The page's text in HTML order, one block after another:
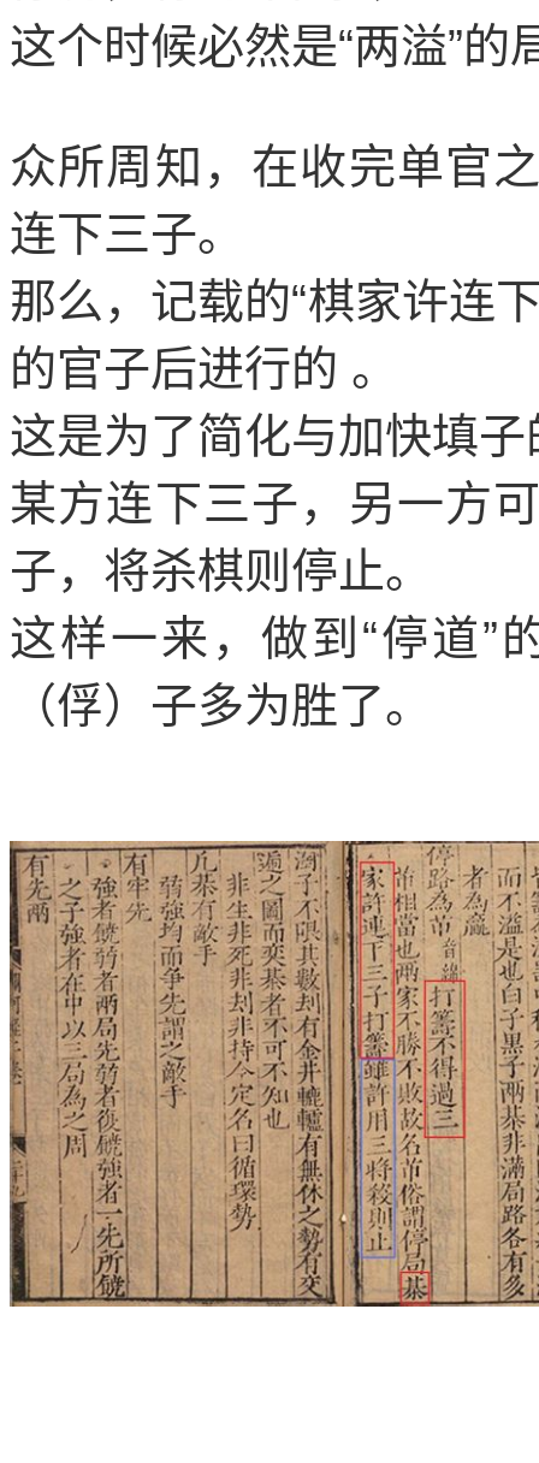
这个时候必然是“两溢”的
众所周知，在收完单官
连下三子。
那么，记载的“棋家许连
的官子后进行的 。
这是为了简化与加快填
某方连下三子，另一方
子，将杀棋则停止。
这样一来，做到 “停道”
（俘）子多为胜了。